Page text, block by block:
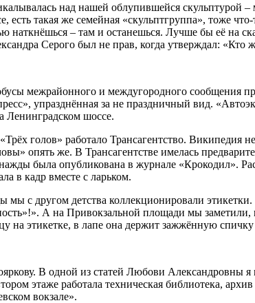
над нашей облупившейся скульптурой –
есть такая же семейная «скульптгруппа», тоже
наткнёшься – там и останешься. Лучше бы её на
Серого был не прав, когда утверждал: «Кто
межрайонного и междугородного сообщения
упразднённая за не праздничный вид.
Ленинградском шоссе.
голов» работало Трансагентство.
опять же. В Трансагентстве имелась
была опубликована в журнале «Крокодил».
в кадр вместе с ларьком.
мы с другом детства коллекционировали
А на Привокзальной площади мы заметили,
на этикетке, в лапе она держит зажжённую
В одной из статей Любови Александровны я
этаже работала техническая библиотека,
вокзале».